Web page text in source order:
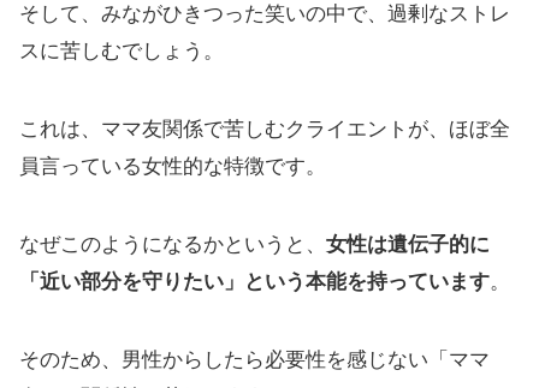
そして、みながひきつった笑いの中で、過剰なストレ
スに苦しむでしょう。
これは、ママ友関係で苦しむクライエントが、ほぼ全
員言っている女性的な特徴です。
なぜこのようになるかというと、 女性は遺伝子的に
「近い部分を守りたい」という本能を持っています。
そのため、男性からしたら必要性を感じない「ママ